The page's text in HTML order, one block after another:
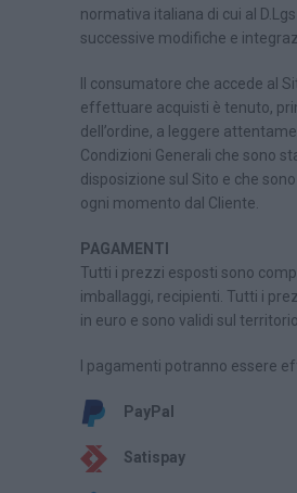
normativa italiana di cui al
successive modifiche e
Il consumatore che accede al
effettuare acquisti è tenuto,
dell’ordine, a leggere
Condizioni Generali che sono
disposizione sul Sito e che
ogni momento dal Cliente.
PAGAMENTI
Tutti i prezzi esposti sono
imballaggi, recipienti. Tutti i
in euro e sono validi sul
I pagamenti potranno essere
PayPal
Satispay